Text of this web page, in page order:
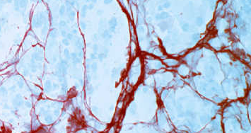
Я согласен наобработку моих персональных данных